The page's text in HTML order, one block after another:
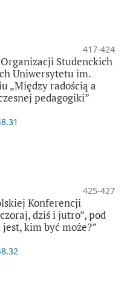
417-424
Studenckich
Uniwersytetu im.
„Między radością a
pedagogiki”
425-427
Konferencji
dziś i jutro”, pod
kim być może?”